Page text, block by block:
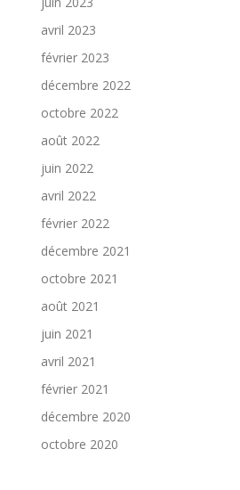
avril 2023
février 2023
décembre 2022
octobre 2022
août 2022
juin 2022
avril 2022
février 2022
décembre 2021
octobre 2021
août 2021
juin 2021
avril 2021
février 2021
décembre 2020
octobre 2020